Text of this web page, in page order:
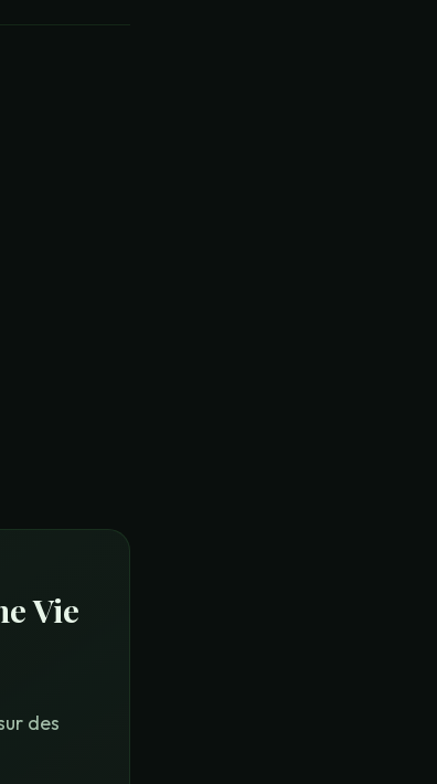
Vie
des